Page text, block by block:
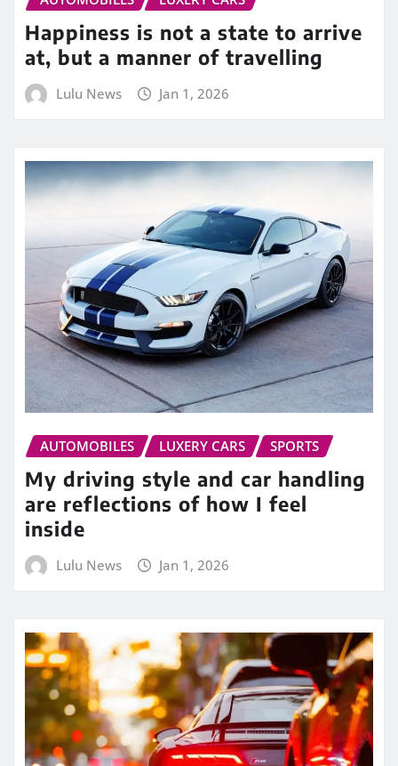
Happiness is not a state to arrive
at, but a manner of travelling
Lulu News Jan 1, 2026
AUTOMOBILES LUXERY CARS SPORTS
My driving style and car handling
are reflections of how I feel
inside
Lulu News Jan 1, 2026